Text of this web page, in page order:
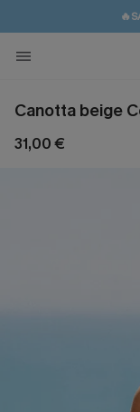
Canotta beige
31,00 €